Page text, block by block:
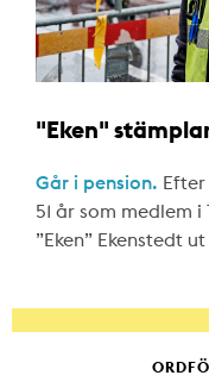
"Eken"
Går i pension.
51 år som medlem
”Eken” Ekenstedt